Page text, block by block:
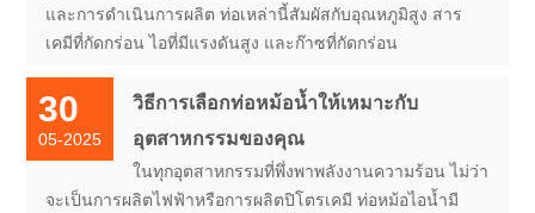
และการดำเนินการผลิต ท่อเหล่านี้สัมผัสกับอุณหภูมิสูง สาร
เคมีที่กัดกร่อน ไอที่มีแรงดันสูง และก๊าซที่กัดกร่อน
30
05-2025
วิธีการเลือกท่อหม้อน้ำให้เหมาะกับ
อุตสาหกรรมของคุณ
ในทุกอุตสาหกรรมที่พึ่งพาพลังงานความร้อน ไม่ว่า
จะเป็นการผลิตไฟฟ้าหรือการผลิตปิโตรเคมี ท่อหม้อไอน้ำมี